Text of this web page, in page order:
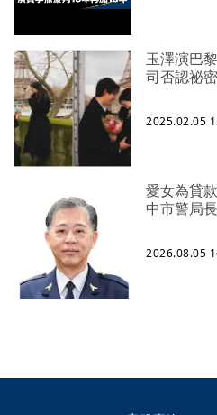
玉澤演巴
司否認祕
2025.02.05
愛女為貸
中市警局
2026.08.05